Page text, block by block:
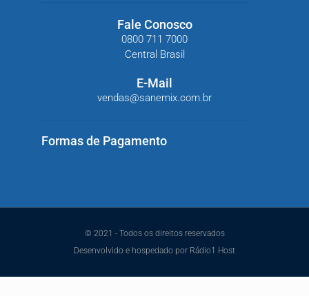
Fale Conosco
0800 711 7000
Central Brasil
E-Mail
vendas@sanemix.com.br
Formas de Pagamento
© 2021 - Todos os direitos reservados
Desenvolvido e hospedado por Rádio1 Host